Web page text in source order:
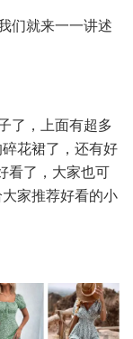
们就来一一讲述
了，上面有超多
花裙了，还有好
看了，大家也可
家推荐好看的小